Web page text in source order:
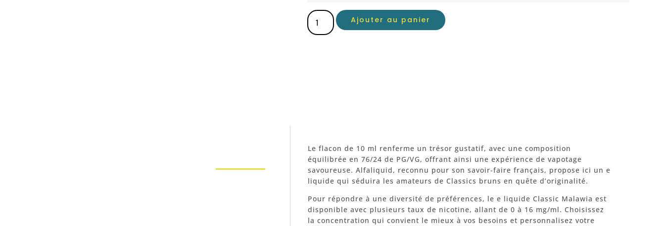
Ajouter au panier
Le flacon de 10 ml renferme un trésor gustatif, avec une composition
équilibrée en 76/24 de PG/VG, offrant ainsi une expérience de vapotage
savoureuse. Alfaliquid, reconnu pour son savoir-faire français, propose ici un e
liquide qui séduira les amateurs de Classics bruns en quête d’originalité.
Pour répondre à une diversité de préférences, le e liquide Classic Malawia est
disponible avec plusieurs taux de nicotine, allant de 0 à 16 mg/ml. Choisissez
la concentration qui convient le mieux à vos besoins et personnalisez votre